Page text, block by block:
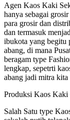
Agen Kaos Kaki
hanya sebagai
para grosir dan
dan termasuk
ibukota yang begitu
abang, di mana
beragam type
lengkap, sepetrti
abang jadi mitra
Produksi Kaos
Salah Satu type